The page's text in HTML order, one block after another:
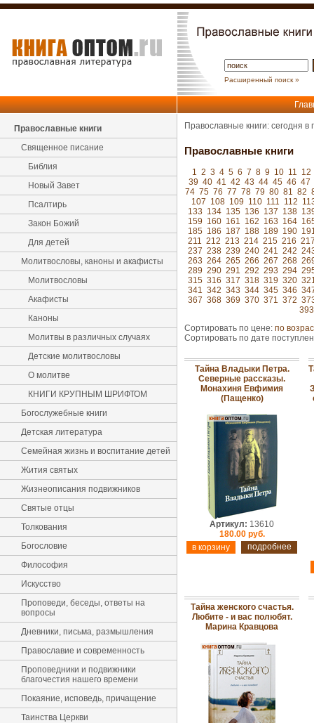
Расширенный поиск »
Православные книги
Священное писание
Библия
Новый Завет
Псалтирь
Закон Божий
Для детей
Молитвословы, каноны и акафисты
Молитвословы
Акафисты
Каноны
Молитвы в различных случаях
Детские молитвословы
О молитве
КНИГИ КРУПНЫМ ШРИФТОМ
Богослужебные книги
Детская литература
Семейная жизнь и воспитание детей
Жития святых
Жизнеописания подвижников
Святые отцы
Толкования
Богословие
Философия
Искусство
Проповеди, беседы, ответы на
вопросы
Дневники, письма, размышления
Православие и современность
Проповедники и подвижники
благочестия нашего времени
Покаяние, исповедь, причащение
Таинства Церкви
Православные книги: сегодня
Православные книги
1 2 3 4 5 6 7 8 9 10 11 12
39 40 41 42 43 44 45 46 47
74 75 76 77 78 79 80 81 82
107 108 109 110 111 112
133 134 135 136 137 138
159 160 161 162 163 164
185 186 187 188 189 190
211 212 213 214 215 216
237 238 239 240 241 242
263 264 265 266 267 268
289 290 291 292 293 294
315 316 317 318 319 320
341 342 343 344 345 346
367 368 369 370 371 372
393
Сортировать по цене: по
Сортировать по дате
Тайна Владыки Петра.
Северные рассказы.
Монахиня Евфимия
(Пащенко)
Артикул: 13610
180.00 руб.
подробнее
Тайна женского счастья.
Любите - и вас полюбят.
Марина Кравцова